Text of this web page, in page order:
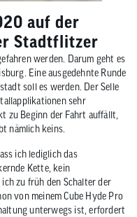
auf der
Stadtflitzer
werden. Darum geht es
Eine ausgedehnte Runde
soll es werden. Der Selle
sehr
zu Beginn der Fahrt auffällt,
nämlich keins.
ich lediglich das
Kette, kein
zu früh den Schalter der
von meinem Cube Hyde Pro
unterwegs ist, erfordert